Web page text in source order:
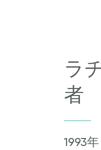
ラ
者
1993